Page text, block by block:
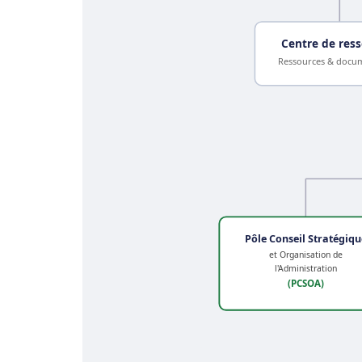
Centre de
Ressources &
Pôle Conseil
et Organisation de
l'Administration
(PCSOA)